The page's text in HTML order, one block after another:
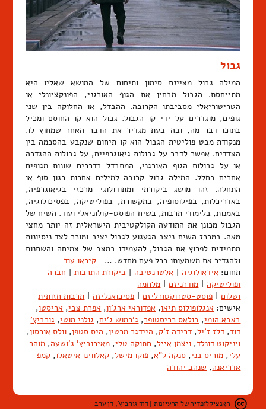
גבול
המילה גבול מציינת סימון ותיחום של המושא שאליו היא
מתייחסת. הגבול מבחין את הגוף האורגני, הפונקציונלי או
הטריטוריאלי מסביבתו הקרובה. ההבדל, או החלוקה בין שני
גופים, מוגדרים על-ידי קו הגבול. גבול הוא קו החוסם ומכיל
בתוכו דבר מה, ובה בעת מגדיר את הדבר האחר שמחוץ לו.
מנקודת מבט פוליטית הגבול הוא קו תיחום שנקבע בהסכמה בין
הצדדים. אפשר לדבר על גבולות גיאוגרפיים, על גבולות ההגדרה
או על גבולות הגוף האורגני, המתבדל בדרכים שונות מגופים
אחרים בחלל. המילה גבול קרובה למילים אחרות כגון סוף או
התחלה. זהו מושג ביקורתי ומתודולוגי מרכזי בגיאוגרפיה,
באדריכלות, בפילוסופיה, בתקשורת, בפוליטיקה, בפסיכולוגיה,
באמנות, בלימודי תרבות, בשיח הפוסט-קולוניאלי ועוד. השיח של
הגבול מכונן את התודעה הקולקטיבית הישראלית זה יותר מחצי
מאה. במרכז השיח ניצב הגעגוע לגבול יציב ומוכר לצד ניסיונות
מתמידים לפרוץ את הגבול, להעמידו במצב של צמיחה והשתנות
ולהגדיר את משמעותו בכל פעם מחדש. … קיראו עוד
תחום: אידאולוגיה | אלטרנטיבה | ביקורת התרבות | חברה
ופוליטיקה | מודרניזם | מלחמה
ושלום | פוסט-סטרוקטורליזם | פסיכואנליזה | תרבות חזותית
אישים: אנגלופולוס תיאו, אפדוראי ארג'ון, אפרת צבי, אריסטו,
באבא הומי, בולאס כריסטופר, ג'רמוש ג'ים, גולני מוטי, גורביץ'
דוד, דלז ז'יל, דרידה ז'ק, היידגר מרטין, היס סטפן, וולס אורסון,
ויניקוט דונלד, ויצמן אייל, חתוקה טלי, מאירוביץ' ג'ושעה, מוהר
עלי, מוריס בני, סנקה ל"א, פוקו מישל, קאלווינו איטאלו, קמפ
אדריאנה, שנהב יהודה
האנציקלופדיה של הרעיונות | דוד גורביץ', דן ערב